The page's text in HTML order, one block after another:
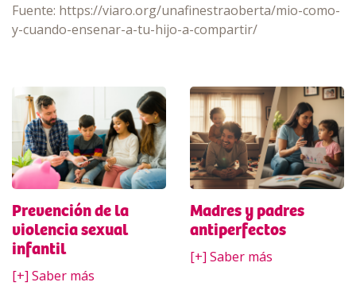
Fuente: https://viaro.org/unafinestraoberta/mio-como-
y-cuando-ensenar-a-tu-hijo-a-compartir/
Prevención de la
violencia sexual
infantil
[+] Saber más
Madres y padres
antiperfectos
[+] Saber más